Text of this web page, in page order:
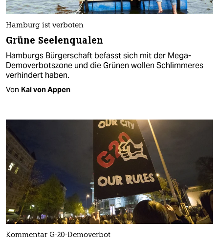
Hamburg ist verboten
Grüne Seelenqualen
Hamburgs Bürgerschaft befasst sich mit der Mega-
Demoverbotszone und die Grünen wollen Schlimmeres
verhindert haben.
Von Kai von Appen
Kommentar G-20-Demoverbot